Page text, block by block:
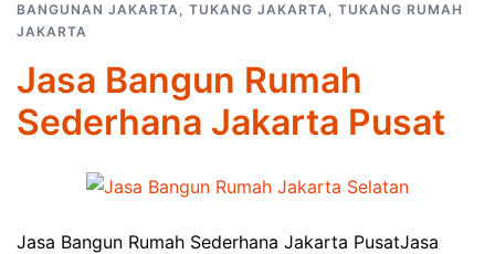
BANGUNAN JAKARTA, TUKANG JAKARTA, TUKANG RUMAH
JAKARTA
Jasa Bangun Rumah
Sederhana Jakarta Pusat
Jasa Bangun Rumah Sederhana Jakarta PusatJasa